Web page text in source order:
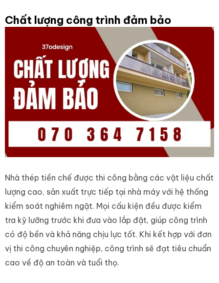
Chất lượng công trình đảm bảo
Nhà thép tiền chế được thi công bằng các vật liệu chất
lượng cao, sản xuất trực tiếp tại nhà máy với hệ thống
kiểm soát nghiêm ngặt. Mọi cấu kiện đều được kiểm
tra kỹ lưỡng trước khi đưa vào lắp đặt, giúp công trình
có độ bền và khả năng chịu lực tốt. Khi kết hợp với đơn
vị thi công chuyên nghiệp, công trình sẽ đạt tiêu chuẩn
cao về độ an toàn và tuổi thọ.